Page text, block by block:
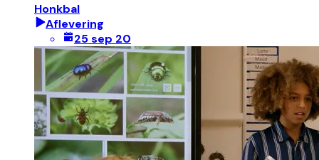
Honkbal
Aflevering
25 sep 20